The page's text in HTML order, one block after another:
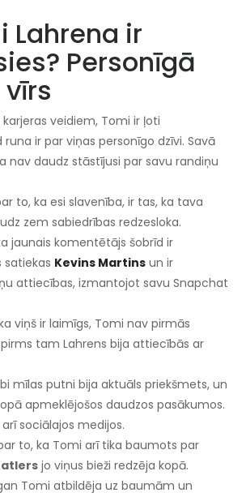
Lahrena ir
Personīgā
veidiem, Tomi ir ļoti
ir par viņas personīgo dzīvi. Savā
nav daudz stāstījusi par savu randiņu
to, ka esi slavenība, ir tas, ka tava
zem sabiedrības redzesloka.
jaunais komentētājs šobrīd ir
satiekas Kevins Martins un ir
attiecības, izmantojot savu Snapchat
viņš ir laimīgs, Tomi nav pirmās
tam Lahrens bija attiecībās ar
mīlas putni bija aktuāls priekšmets, un
apmeklējošos daudzos pasākumos.
sociālajos medijos.
to, ka Tomi arī tika baumots par
jo viņus bieži redzēja kopā.
Tomi atbildēja uz baumām un